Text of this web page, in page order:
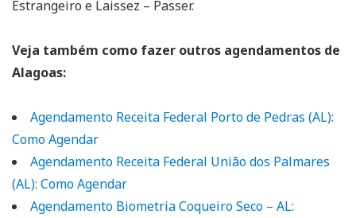
Estrangeiro e Laissez – Passer.
Veja também como fazer outros agendamentos de
Alagoas:
Agendamento Receita Federal Porto de Pedras (AL):
Como Agendar
Agendamento Receita Federal União dos Palmares
(AL): Como Agendar
Agendamento Biometria Coqueiro Seco – AL: